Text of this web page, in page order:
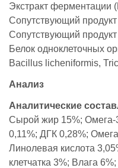
Экстракт ферментации
Сопутствующий
Сопутствующий
Белок одноклеточных
Bacillus licheniformis,
Анализ
Аналитические
Сырой жир 15%;
0,11%; ДГК 0,28%;
Линолевая кислота
клетчатка 3%; Влага